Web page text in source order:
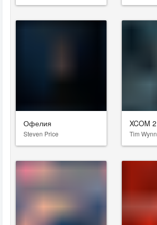
Офелия
Steven Price
XCOM 2
Tim Wynn